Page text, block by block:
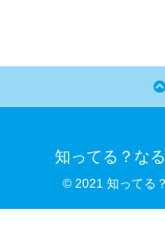
知ってる？な
© 2021 知ってる